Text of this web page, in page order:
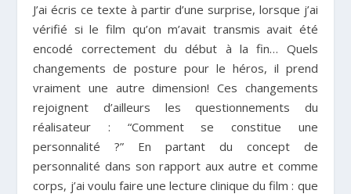
J’ai écris ce texte à partir d’une surprise, lorsque j’ai
vérifié si le film qu’on m’avait transmis avait été
encodé correctement du début à la fin… Quels
changements de posture pour le héros, il prend
vraiment une autre dimension! Ces changements
rejoignent d’ailleurs les questionnements du
réalisateur : “Comment se constitue une
personnalité ?” En partant du concept de
personnalité dans son rapport aux autre et comme
corps, j’ai voulu faire une lecture clinique du film : que